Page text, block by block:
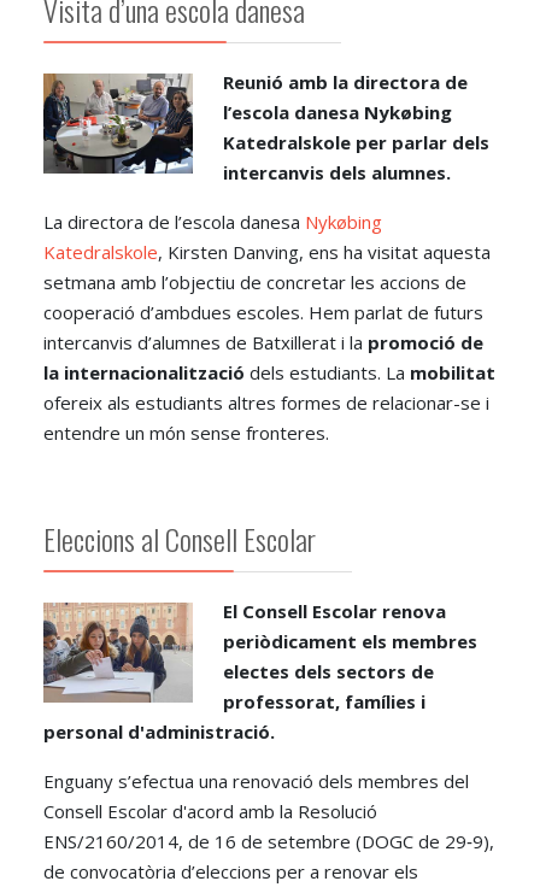
Visita d’una escola danesa
Reunió amb la directora de
l’escola danesa Nykøbing
Katedralskole per parlar dels
intercanvis dels alumnes.
La directora de l’escola danesa Nykøbing
Katedralskole, Kirsten Danving, ens ha visitat aquesta
setmana amb l’objectiu de concretar les accions de
cooperació d’ambdues escoles. Hem parlat de futurs
intercanvis d’alumnes de Batxillerat i la promoció de
la internacionalització dels estudiants. La mobilitat
ofereix als estudiants altres formes de relacionar-se i
entendre un món sense fronteres.
Eleccions al Consell Escolar
El Consell Escolar renova
periòdicament els membres
electes dels sectors de
professorat, famílies i
personal d'administració.
Enguany s’efectua una renovació dels membres del
Consell Escolar d'acord amb la Resolució
ENS/2160/2014, de 16 de setembre (DOGC de 29‐9),
de convocatòria d’eleccions per a renovar els